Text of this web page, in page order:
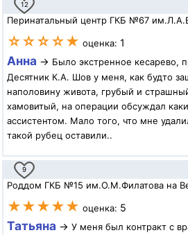
12
Перинатальный центр ГКБ №67
☆☆☆☆★ оценка: 1
Анна → Было экстренное кесарево,
Десятник К.А. Шов у меня, как будто
наполовину живота, грубый и
хамовитый, на операции обсуждал
ассистентом. Мало того, что мне
такой рубец оставили..
9
Роддом ГКБ №15 им.О.М.Филатова на
★★★★★ оценка: 5
Татьяна → У меня был контракт с